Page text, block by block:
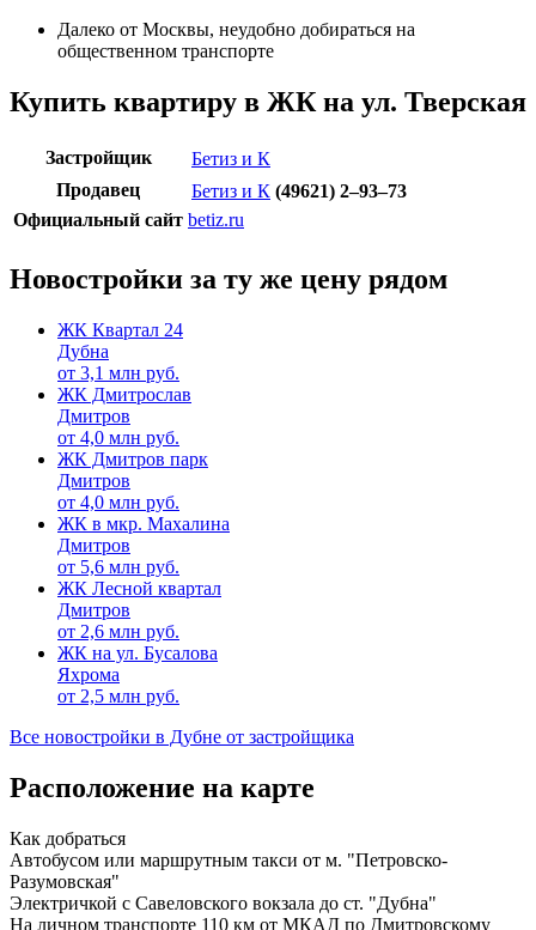
Далеко от Москвы, неудобно добираться на
общественном транспорте
Купить квартиру в ЖК на ул. Тверская
Застройщик
Бетиз и К
Продавец
Бетиз и К (49621) 2–93–73
Официальный сайт betiz.ru
Новостройки за ту же цену рядом
ЖК Квартал 24
Дубна
от 3,1 млн руб.
ЖК Дмитрослав
Дмитров
от 4,0 млн руб.
ЖК Дмитров парк
Дмитров
от 4,0 млн руб.
ЖК в мкр. Махалина
Дмитров
от 5,6 млн руб.
ЖК Лесной квартал
Дмитров
от 2,6 млн руб.
ЖК на ул. Бусалова
Яхрома
от 2,5 млн руб.
Все новостройки в Дубне от застройщика
Расположение на карте
Как добраться
Автобусом или маршрутным такси от м. "Петровско-
Разумовская"
Электричкой с Савеловского вокзала до ст. "Дубна"
На личном транспорте 110 км от МКАД по Дмитровскому